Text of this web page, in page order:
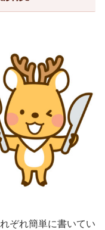
ぞれ簡単に書いてい